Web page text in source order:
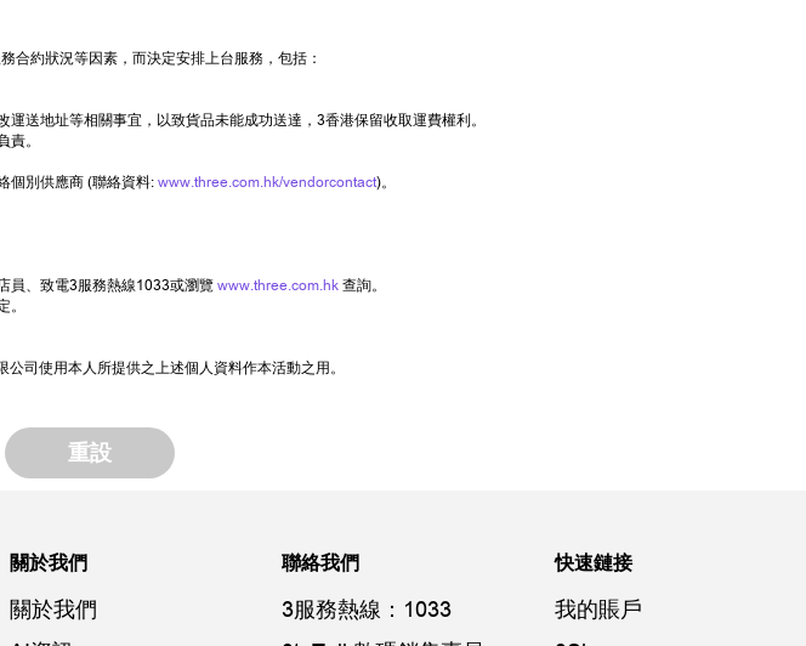
合約狀況等因素，而決定安排上台服務，包括：
送地址等相關事宜，以致貨品未能成功送達，3香港保留收取運費權利。
責。
個別供應商 (聯絡資料: www.three.com.hk/vendorcontact)。
員、致電3服務熱線1033或瀏覽 www.three.com.hk 查詢。
。
司使用本人所提供之上述個人資料作本活動之用。
重設
關於我們
關於我們
聯絡我們
3服務熱線：1033
快速鏈接
我的賬戶